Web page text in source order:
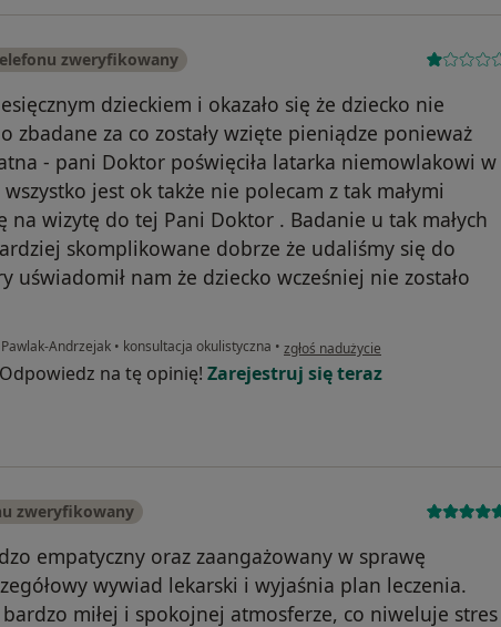
zweryfikowany
dzieckiem i okazało się że dziecko nie
zbadane za co zostały wzięte pieniądze ponieważ
- pani Doktor poświęciła latarka niemowlakowi w
jest ok także nie polecam z tak małymi
na wizytę do tej Pani Doktor . Badanie u tak małych
skomplikowane dobrze że udaliśmy się do
uświadomił nam że dziecko wcześniej nie zostało
Andrzejak • konsultacja okulistyczna • w opinii użytkownika Dorota
zgłoś nadużycie
na tę opinię! Zarejestruj się teraz
zweryfikowany
empatyczny oraz zaangażowany w sprawę
wywiad lekarski i wyjaśnia plan leczenia.
miłej i spokojnej atmosferze, co niweluje stres